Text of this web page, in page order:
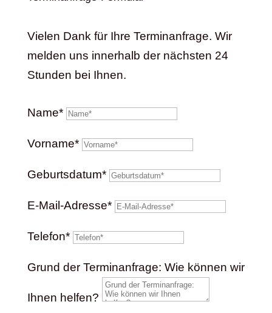
Vielen Dank für Ihre Terminanfrage. Wir
melden uns innerhalb der nächsten 24
Stunden bei Ihnen.
Name*
Vorname*
Geburtsdatum*
E-Mail-Adresse*
Telefon*
Grund der Terminanfrage: Wie können wir
Ihnen helfen?